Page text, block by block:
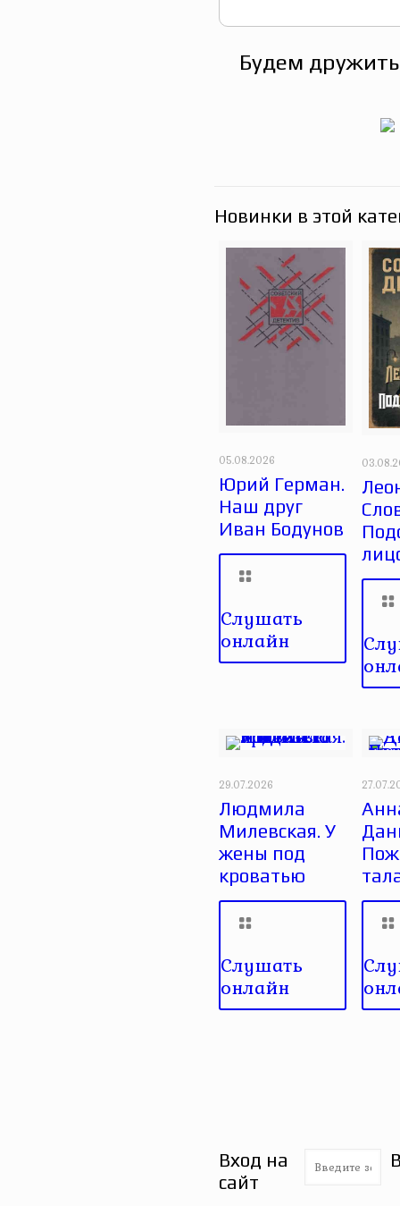
Будем
Новинки в этой
05.08.2026
Юрий Герман.
Наш друг
Иван Бодунов
Слушать
онлайн
29.07.2026
Людмила
Милевская. У
жены под
кроватью
Слушать
онлайн
Вход на
сайт